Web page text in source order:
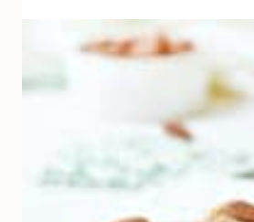
COURGETTE,
HUILE
D’OLIVE